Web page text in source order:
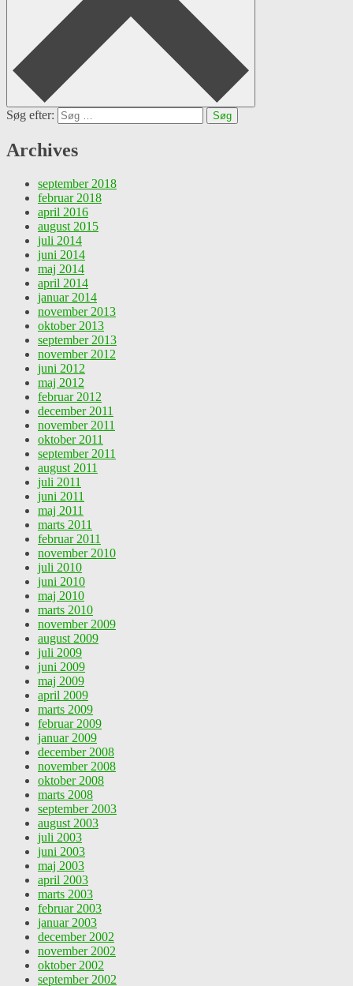
Søg efter:
Archives
september 2018
februar 2018
april 2016
august 2015
juli 2014
juni 2014
maj 2014
april 2014
januar 2014
november 2013
oktober 2013
september 2013
november 2012
juni 2012
maj 2012
februar 2012
december 2011
november 2011
oktober 2011
september 2011
august 2011
juli 2011
juni 2011
maj 2011
marts 2011
februar 2011
november 2010
juli 2010
juni 2010
maj 2010
marts 2010
november 2009
august 2009
juli 2009
juni 2009
maj 2009
april 2009
marts 2009
februar 2009
januar 2009
december 2008
november 2008
oktober 2008
marts 2008
september 2003
august 2003
juli 2003
juni 2003
maj 2003
april 2003
marts 2003
februar 2003
januar 2003
december 2002
november 2002
oktober 2002
september 2002